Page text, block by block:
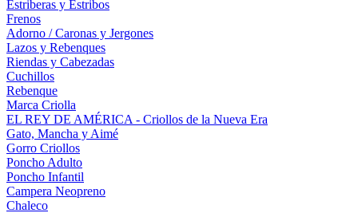
Estriberas y Estribos
Frenos
Adorno / Caronas y Jergones
Lazos y Rebenques
Riendas y Cabezadas
Cuchillos
Rebenque
Marca Criolla
EL REY DE AMÉRICA - Criollos de la Nueva Era
Gato, Mancha y Aimé
Gorro Criollos
Poncho Adulto
Poncho Infantil
Campera Neopreno
Chaleco